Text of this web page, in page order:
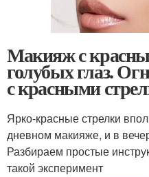
Макияж с
голубых глаз.
с красными
Ярко-красные стрелки
дневном макияже, и в
Разбираем простые
такой эксперимент